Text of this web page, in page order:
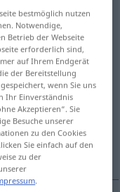
antippen)
betäuben,
bestmöglich nutzen
Notwendige,
Betrieb der Webseite
erforderlich sind,
auf Ihrem Endgerät
der Bereitstellung
wenn Sie uns
Ihr Einverständnis
Akzeptieren“. Sie
Besuche unserer
zu den Cookies
Sie einfach auf den
zu der
.